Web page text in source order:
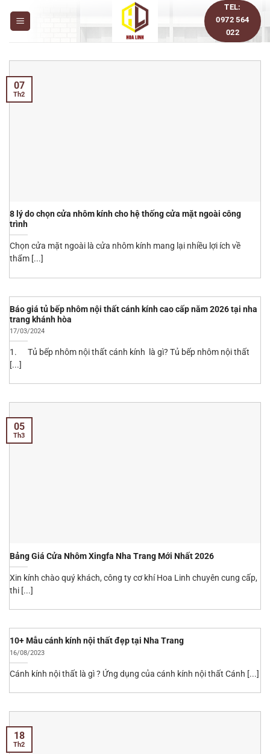
TEL:
0972 564
022
8 lý do chọn cửa nhôm kính cho hệ thống cửa mặt ngoài công
trình
Chọn cửa mặt ngoài là cửa nhôm kính mang lại nhiều lợi ích về
thẩm [...]
07
Th2
Báo giá tủ bếp nhôm nội thất cánh kính cao cấp năm 2026 tại nha
trang khánh hòa
17/03/2024
1. Tủ bếp nhôm nội thất cánh kính là gì? Tủ bếp nhôm nội thất
[...]
Bảng Giá Cửa Nhôm Xingfa Nha Trang Mới Nhất 2026
Xin kính chào quý khách, công ty cơ khí Hoa Linh chuyên cung cấp,
thi [...]
05
Th3
10+ Mẫu cánh kính nội thất đẹp tại Nha Trang
16/08/2023
Cánh kính nội thất là gì ? Ứng dụng của cánh kính nội thất Cánh [...]
18
Th2